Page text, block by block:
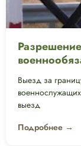
Выезд за
выезд
Подробнее →